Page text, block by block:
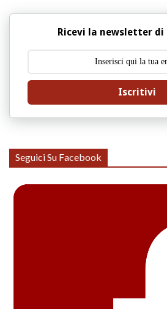
Ricevi la newsletter di
Iscritivi
Seguici Su Facebook